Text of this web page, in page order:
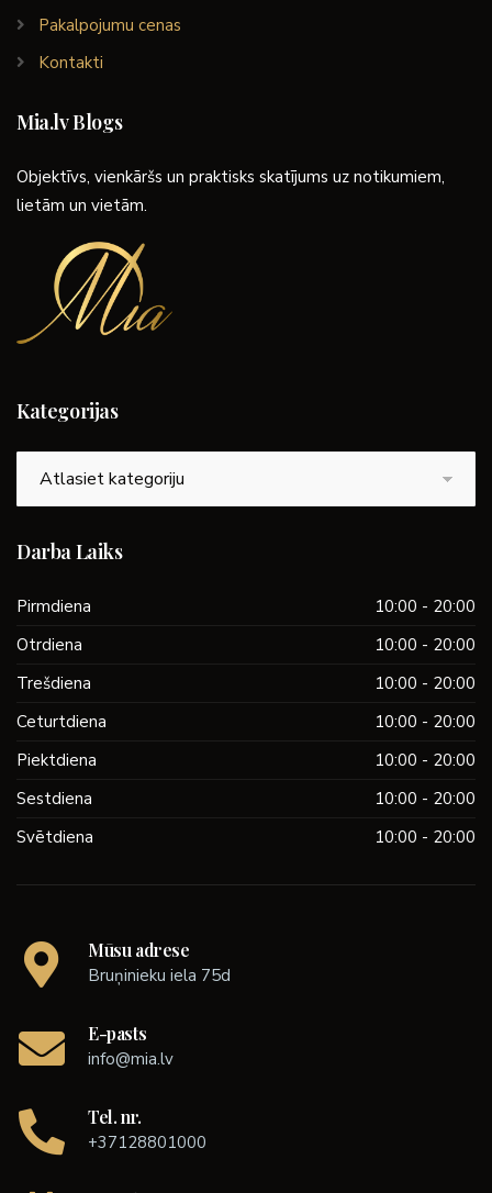
Pakalpojumu cenas
Kontakti
Mia.lv Blogs
Objektīvs, vienkāršs un praktisks skatījums uz notikumiem,
lietām un vietām.
Kategorijas
Darba Laiks
Pirmdiena
10:00 - 20:00
Otrdiena
10:00 - 20:00
Trešdiena
10:00 - 20:00
Ceturtdiena
10:00 - 20:00
Piektdiena
10:00 - 20:00
Sestdiena
10:00 - 20:00
Svētdiena
10:00 - 20:00
Mūsu adrese
Bruņinieku iela 75d
E-pasts
info@mia.lv
Tel. nr.
+37128801000